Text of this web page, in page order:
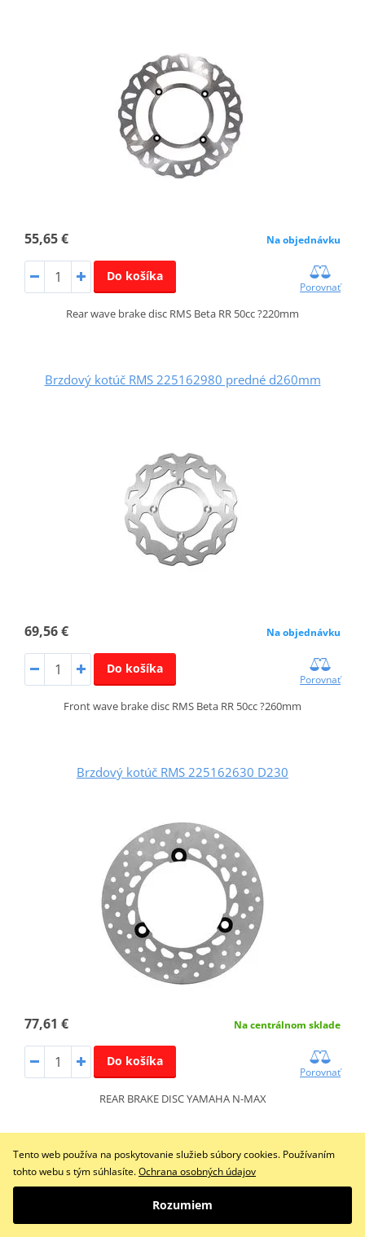
55,65 € Na objednávku
Do košíka
Porovnať
Rear wave brake disc RMS Beta RR 50cc ?220mm
Brzdový kotúč RMS 225162980 predné d260mm
69,56 € Na objednávku
Do košíka
Porovnať
Front wave brake disc RMS Beta RR 50cc ?260mm
Brzdový kotúč RMS 225162630 D230
77,61 € Na centrálnom sklade
Do košíka
Porovnať
REAR BRAKE DISC YAMAHA N-MAX
Brzdový kotúč RMS 225162581 D240
Tento web používa na poskytovanie služieb súbory cookies. Používaním
tohto webu s tým súhlasíte.Ochrana osobných údajov
Rozumiem